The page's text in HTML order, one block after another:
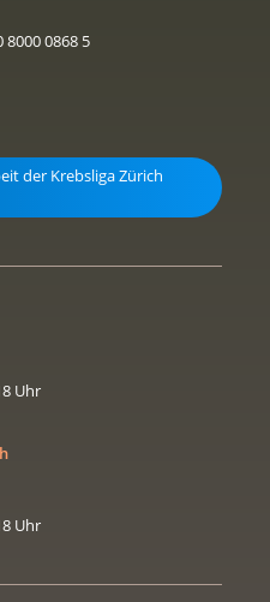
0868 5
der Krebsliga Zürich
Uhr
Uhr